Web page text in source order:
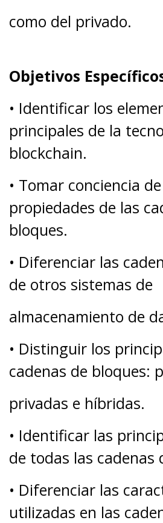
como del privado.
Objetivos
• Identificar los
principales de la
blockchain.
• Tomar conciencia
propiedades de las
bloques.
• Diferenciar las
de otros sistemas de
almacenamiento de
• Distinguir los
cadenas de bloques:
privadas e híbridas.
• Identificar las
de todas las cadenas
• Diferenciar las
utilizadas en las